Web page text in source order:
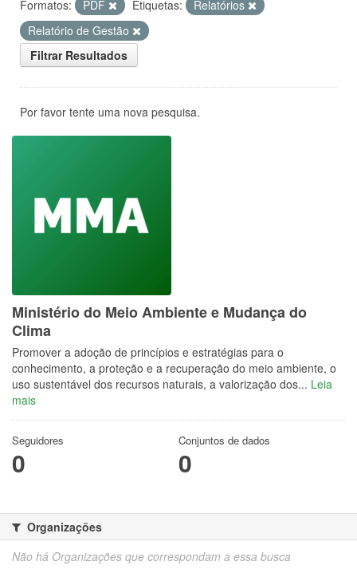
Formatos: PDF Etiquetas:
Relatórios
Relatório de Gestão
Filtrar Resultados
Por favor tente uma nova pesquisa.
Ministério do Meio Ambiente e Mudança do
Clima
Promover a adoção de princípios e estratégias para o
conhecimento, a proteção e a recuperação do meio ambiente, o
uso sustentável dos recursos naturais, a valorização dos... Leia
mais
Seguidores
0
Conjuntos de dados
0
Organizações
Não há Organizações que correspondam a essa busca